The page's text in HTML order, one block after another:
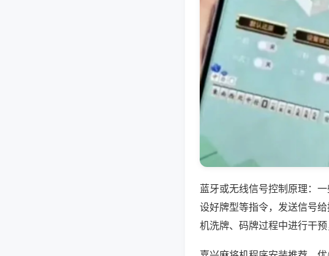
蓝牙或无线信号控制原理：
设好牌型等指令，发送信号
机洗牌、码牌过程中进行干预